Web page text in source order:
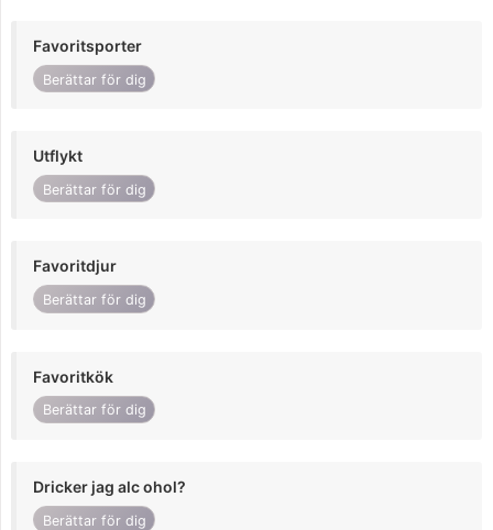
Favoritsporter
Berättar för dig
Utflykt
Berättar för dig
Favoritdjur
Berättar för dig
Favoritkök
Berättar för dig
Dricker jag alc ohol?
Berättar för dig